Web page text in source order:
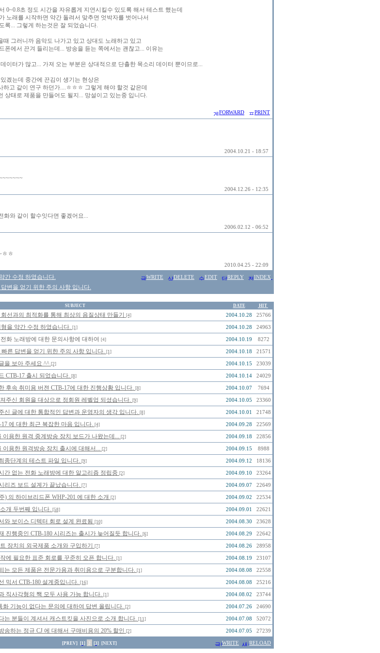
0~0.8초 정도 시간을 자유롭게 지연시킬수 있도록 해서 테스트 했는데
노래를 시작하면 약간 돌려서 맞추면 엇박자를 벗어나서
록... 그렇게 하는것은 잘 되었습니다.
때 그러니까 음악도 나가고 있고 상대도 노래하고 있고
폰에서 끈겨 들리는데... 방송을 듣는 쪽에서는 괜찮고... 이유는
이터가 많고... 가져 오는 부분은 상대적으로 단촐한 목소리 데이터 뿐이므로...
겠는데 중간에 끈김이 생기는 현상은
고 같이 연구 하던가....ㅎㅎㅎ 그렇게 해야 할것 같은데
상태로 제품을 만들어도 될지... 망설이고 있는중 입니다.
FORWARD PRINT
2004.10.21 - 18:57
2004.12.26 - 12:35
화와 같이 할수잇다면 좋겠어요...
2006.02.12 - 06:52
ㅎㅎ
2010.04.25 - 22:09
간 수정 하였습니다.
변을 얻기 위한 주의 사항 입니다.
WRITE DELETE EDIT REPLY INDEX
SUBJECT DATE HIT
선과의 최적화를 통해 최상의 음질상태 만들기 [4] 2004.10.28 25766
을 약간 수정 하였습니다. [1] 2004.10.28 24963
화 노래방에 대한 문의사항에 대하여 [4] 2004.10.19 8272
른 답변을 얻기 위한 주의 사항 입니다. [1] 2004.10.18 21571
을 보아 주세요 ^^ [2] 2004.10.15 23039
CTB-17 출시 되었습니다. [8] 2004.10.14 24029
후속 취미용 버젼 CTB-17에 대한 진행상황 입니다. [8] 2004.10.07 7694
주신 회원을 대상으로 정회원 레벨업 되셨습니다. [9] 2004.10.05 23360
신 글에 대한 통합적인 답변과 운영자의 생각 입니다. [8] 2004.10.01 21748
에 대한 최근 복잡한 마음 입니다. [4] 2004.09.28 22569
이용한 원격 중계방송 장치 보드가 나왔는데... [2] 2004.09.18 22856
이용한 원격방송 장치 출시에 대해서... [2] 2004.09.15 8988
종단계의 테스트 파일 입니다. [9] 2004.09.12 18136
간 없는 전화 노래방에 대한 알고리즘 정립중 [2] 2004.09.10 23264
리즈 보드 설계가 끝났습니다. [7] 2004.09.07 22649
) 의 하이브리드폰 WHP-201 에 대한 소개 [2] 2004.09.02 22534
개 두번째 입니다. [58] 2004.09.01 22621
와 보이스 디텍터 회로 설계 완료됨 [10] 2004.08.30 23628
진행중인 CTB-180 시리즈는 출시가 늦어질듯 합니다. [6] 2004.08.29 22642
장치의 외국제품 소개와 구입하기 [7] 2004.08.26 28958
에 필요한 표준 회로를 꾸준히 오픈 합니다. [1] 2004.08.19 23107
는 모든 제품은 전문가용과 취미용으로 구분합니다. [1] 2004.08.08 22558
믹서 CTB-180 설계중입니다. [16] 2004.08.08 25216
직사각형의 짹 모두 사용 가능 합니다. [1] 2004.08.02 23744
화 기능이 없다는 문의에 대하여 답변 올립니다. [2] 2004.07.26 24690
는 분들이 계셔서 캐스트킷을 사진으로 소개 합니다. [11] 2004.07.08 52072
송하는 정규 CJ 에 대해서 구매비용의 20% 할인 [2] 2004.07.05 27239
[PREV] [1] 2 [3] [NEXT] WRITE RELOAD